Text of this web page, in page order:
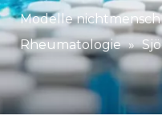
Modelle
Rheumatologie »